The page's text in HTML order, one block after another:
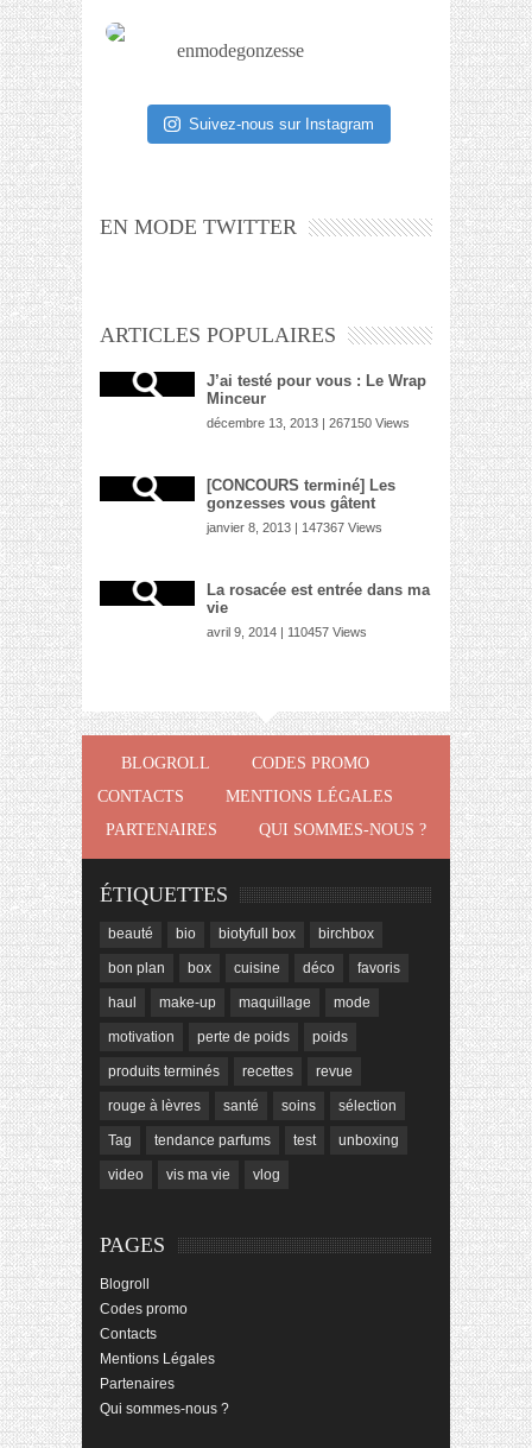
enmodegonzesse
Suivez-nous sur Instagram
EN MODE TWITTER
ARTICLES POPULAIRES
J’ai testé pour vous : Le Wrap
Minceur
décembre 13, 2013 | 267150 Views
[CONCOURS terminé] Les
gonzesses vous gâtent
janvier 8, 2013 | 147367 Views
La rosacée est entrée dans ma
vie
avril 9, 2014 | 110457 Views
BLOGROLL
CODES PROMO
CONTACTS
MENTIONS LÉGALES
PARTENAIRES
QUI SOMMES-NOUS ?
ÉTIQUETTES
beauté bio biotyfull box birchbox
bon plan box cuisine déco favoris
haul make-up maquillage mode
motivation perte de poids poids
produits terminés recettes revue
rouge à lèvres santé soins sélection
Tag tendance parfums test unboxing
video vis ma vie vlog
PAGES
Blogroll
Codes promo
Contacts
Mentions Légales
Partenaires
Qui sommes-nous ?